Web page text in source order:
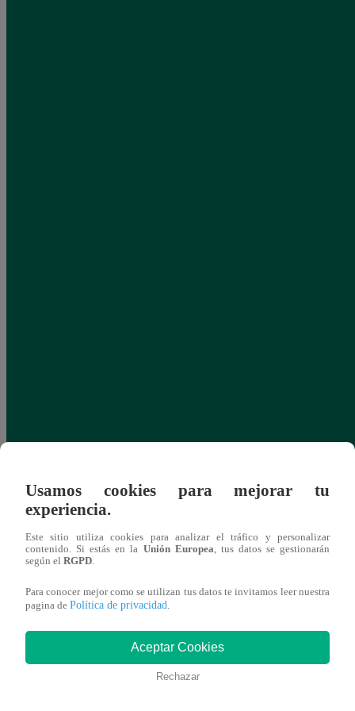
Usamos cookies para mejorar tu
experiencia.
Este sitio utiliza cookies para analizar el tráfico y personalizar
contenido. Si estás en la Unión Europea, tus datos se gestionarán
según el RGPD.
Para conocer mejor como se utilizan tus datos te invitamos leer nuestra
pagina de Política de privacidad.
Aceptar Cookies
Rechazar